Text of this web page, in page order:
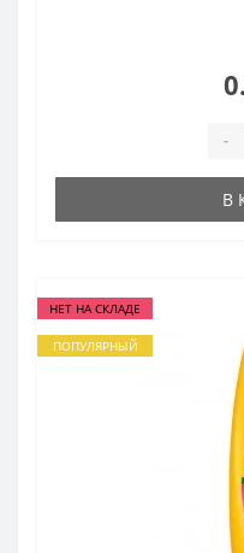
-
В
НЕТ НА СКЛАДЕ
ПОПУЛЯРНЫЙ